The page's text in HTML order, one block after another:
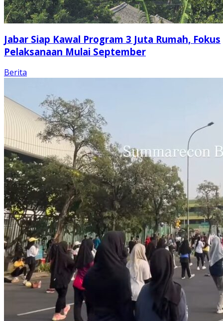
Jabar Siap Kawal Program 3 Juta Rumah, Fokus
Pelaksanaan Mulai September
Berita